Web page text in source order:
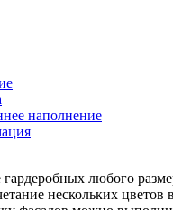
наполнение
гардеробных любого
нескольких цветов